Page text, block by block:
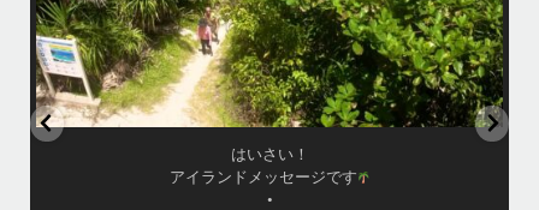
はいさい！
アイランドメッセージです
•